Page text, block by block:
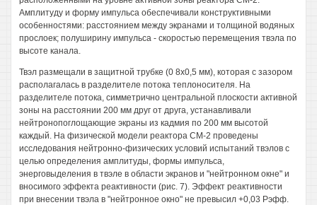
Амплитуду и форму импульса обеспечивали конструктивными
особенностями: расстоянием между экранами и толщиной водяных
прослоек; полуширину импульса - скоростью перемещения твэла по
высоте канала.
Твэл размещали в защитной трубке (0 8x0,5 мм), которая с зазором
располагалась в разделителе потока теплоносителя. На
разделителе потока, симметрично центральной плоскости активной
зоны на расстоянии 200 мм друг от друга, устанавливали
нейтронопоглощающие экраны из кадмия по 200 мм высотой
каждый. На физической модели реактора СМ-2 проведены
исследования нейтронно-физических условий испытаний твэлов с
целью определения амплитуды, формы импульса,
энерговыделения в твэле в области экранов и "нейтронном окне" и
вносимого эффекта реактивности (рис. 7). Эффект реактивности
при внесении твэла в "нейтронное окно" не превысил +0,03 Рэфф.